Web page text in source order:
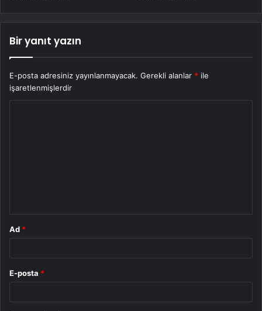
Bir yanıt yazın
E-posta adresiniz yayınlanmayacak. Gerekli alanlar * ile
işaretlenmişlerdir
Ad *
E-posta *